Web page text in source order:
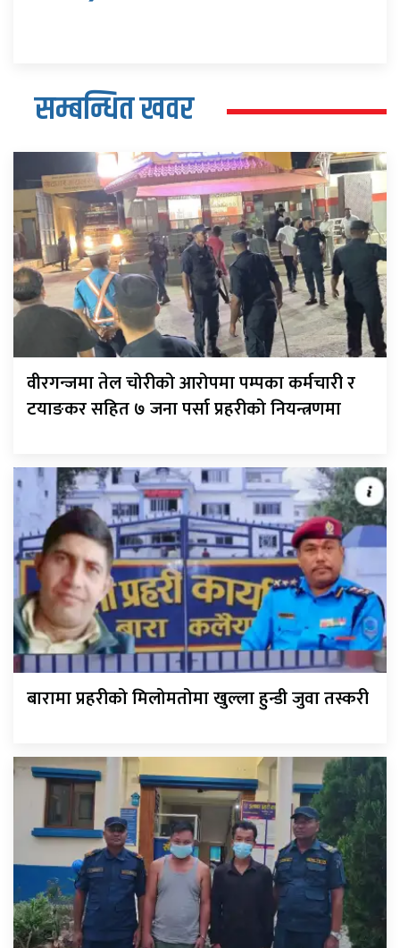
सम्बन्धित खवर
वीरगन्जमा तेल चोरीको आरोपमा पम्पका कर्मचारी र
टयाङकर सहित ७ जना पर्सा प्रहरीको नियन्त्रणमा
बारामा प्रहरीको मिलोमतोमा खुल्ला हुन्डी जुवा तस्करी